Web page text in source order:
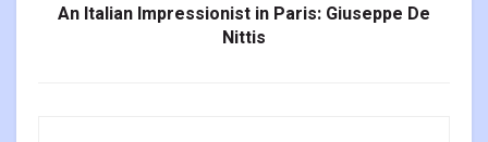
An Italian Impressionist in Paris: Giuseppe De
Nittis